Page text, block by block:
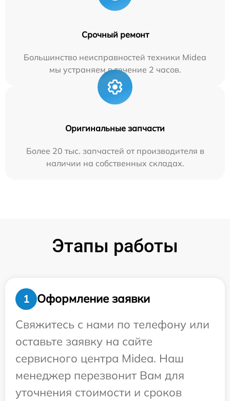
Срочный ремонт
Большинство неисправностей техники Midea
мы устраняем в течение 2 часов.
Оригинальные запчасти
Более 20 тыс. запчастей от производителя в
наличии на собственных складах.
Этапы работы
1
Оформление заявки
Свяжитесь с нами по телефону или
оставьте заявку на сайте
сервисного центра Midea. Наш
менеджер перезвонит Вам для
уточнения стоимости и сроков